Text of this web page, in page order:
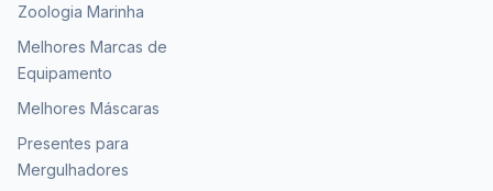
Zoologia Marinha
Melhores Marcas de
Equipamento
Melhores Máscaras
Presentes para
Mergulhadores